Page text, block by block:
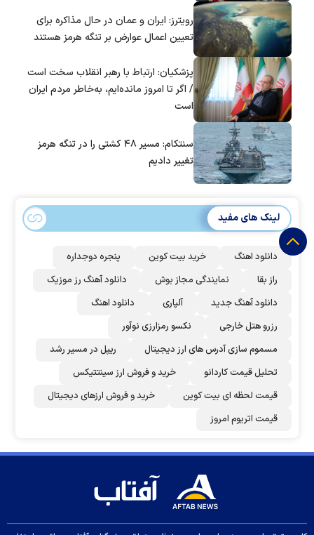
رویترز: ایران و عمان در حال مذاکره برای
تعیین اعمال عوارض بر تنگه هرمز هستند
پزشکیان: ارتباط با رهبر انقلاب سخت است
/ اگر تا امروز مانده‌ایم، به‌خاطر مردم ایران
است
سنتکام: مسیر ۴۸ کشتی را در تنگه هرمز
تغییر دادیم
لینک های مفید
دانلود اهنگ خرید بیت کوین
پنجره دوجداره
راز بقا
نمایندگی مجاز بوش
دانلود آهنگ رز‌ موزیک
دانلود آهنگ جدید
آلپاری
دانلود اهنگ
رزرو هتل خارجی
نکسو رمزارزی نوآور
مسموم سازی آدرس های ارز دیجیتال
ریپل در مسیر رشد
تحلیل قیمت کاردانو
خرید و فروش ارز سینتتیکس
قیمت لحظه ای بیت کوین
خرید و فروش ارزهای دیجیتال
قیمت اتریوم امروز